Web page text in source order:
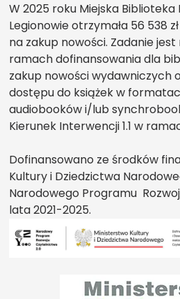
W 2025 roku Miejska Biblioteka
Legionowie otrzymała 56 538
na zakup nowości. Zadanie
ramach dofinansowania dla
zakup nowości wydawniczych
dostępu do książek w
audiobooków i/lub
Kierunek Interwencji 1.1 w
Dofinansowano ze środków
Kultury i Dziedzictwa
Narodowego Programu
lata 2021-2025.